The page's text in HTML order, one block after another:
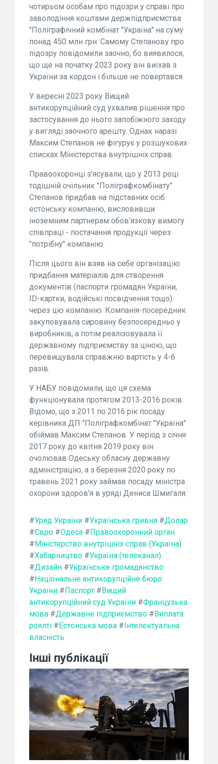
чотирьом особам про підозри у справі про
заволодіння коштами держпідприємства
"Поліграфічний комбінат "Україна" на суму
понад 450 млн грн. Самому Степанову про
підозру повідомили заочно, бо виявилося,
що ще на початку 2023 року він виїхав з
України за кордон і більше не повертався.
У вересні 2023 року Вищий
антикорупційний суд ухвалив рішення про
застосування до нього запобіжного заходу
у вигляді заочного арешту. Однак наразі
Максим Степанов не фігурує у розшукових
списках Міністерства внутрішніх справ.
Правоохоронці з'ясували, що у 2013 році
тодішній очільник "Поліграфкомбінату"
Степанов придбав на підставних осіб
естонську компанію, висловивши
іноземним партнерам обов'язкову вимогу
співпраці - постачання продукції через
"потрібну" компанію.
Після цього він взяв на себе організацію
придбання матеріалів для створення
документів (паспорти громадян України,
ID-картки, водійські посвідчення тощо)
через цю компанію. Компанія-посередник
закуповувала сировину безпосередньо у
виробників, а потім реалізовувала її
державному підприємству за ціною, що
перевищувала справжню вартість у 4-6
разів.
У НАБУ повідомили, що ця схема
функціонувала протягом 2013-2016 років.
Відомо, що з 2011 по 2016 рік посаду
керівника ДП "Поліграфкомбінат "Україна"
обіймав Максим Степанов. У період з січня
2017 року до квітня 2019 року він
очолював Одеську обласну державну
адміністрацію, а з березня 2020 року по
травень 2021 року займав посаду міністра
охорони здоров'я в уряді Дениса Шмигаля.
#Уряд України #Українська гривня #Долар
#Євро #Одеса #Правоохоронний орган
#Міністерство внутрішніх справ (Україна)
#Хабарництво #Україна (телеканал)
#Дизайн #Українське громадянство
#Національне антикорупційне бюро
України #Паспорт #Вищий
антикорупційний суд України #Французька
мова #Державне підприємство #Виплата
роялті #Естонська мова #Інтелектуальна
власність
Інші публікації